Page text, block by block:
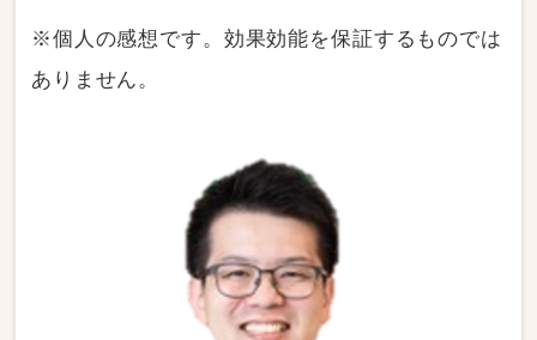
※個人の感想です。効果効能を保証するものでは
ありません。